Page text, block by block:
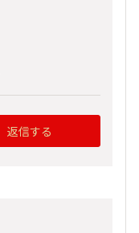
返信する